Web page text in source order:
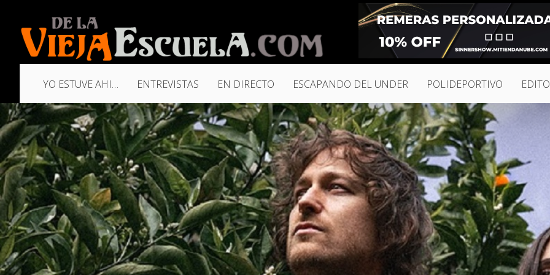
YO ESTUVE AHI… ENTREVISTAS EN DIRECTO ESCAPANDO DEL UNDER POLIDEPORTIVO